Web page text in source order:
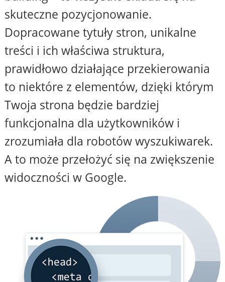
skuteczne pozycjonowanie.
Dopracowane tytuły stron, unikalne
treści i ich właściwa struktura,
prawidłowo działające przekierowania
to niektóre z elementów, dzięki którym
Twoja strona będzie bardziej
funkcjonalna dla użytkowników i
zrozumiała dla robotów wyszukiwarek.
A to może przełożyć się na zwiększenie
widoczności w Google.